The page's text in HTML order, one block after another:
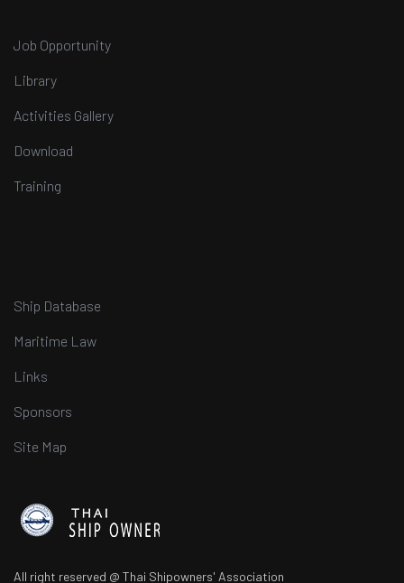
Job Opportunity
Library
Activities Gallery
Download
Training
Ship Database
Maritime Law
Links
Sponsors
Site Map
All right reserved @ Thai Shipowners' Association